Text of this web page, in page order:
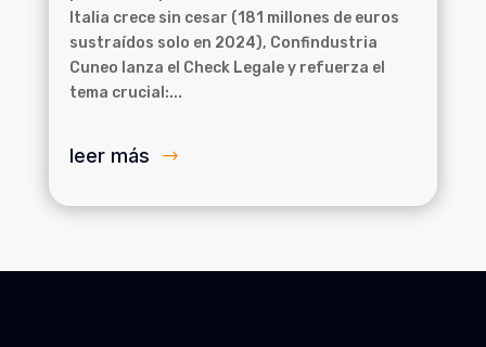
Italia crece sin cesar (181 millones de euros
sustraídos solo en 2024), Confindustria
Cuneo lanza el Check Legale y refuerza el
tema crucial:...
leer más